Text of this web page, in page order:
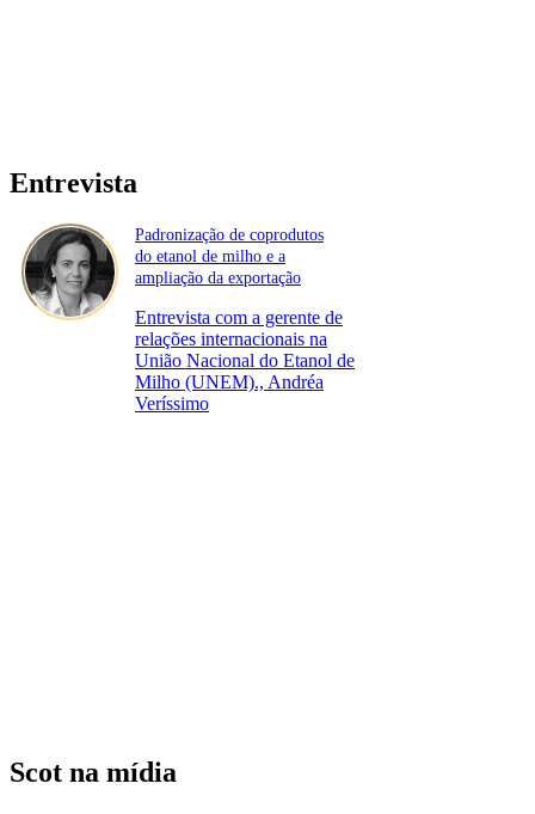
Entrevista
Padronização de coprodutos
do etanol de milho e a
ampliação da exportação
Entrevista com a gerente de
relações internacionais na
União Nacional do Etanol de
Milho (UNEM)., Andréa
Veríssimo
Scot na mídia